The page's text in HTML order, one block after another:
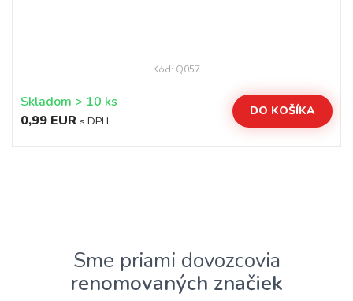
Kód: Q057
Skladom > 10 ks
0,99 EUR s DPH
DO KOŠÍKA
Sme priami dovozcovia
renomovaných značiek